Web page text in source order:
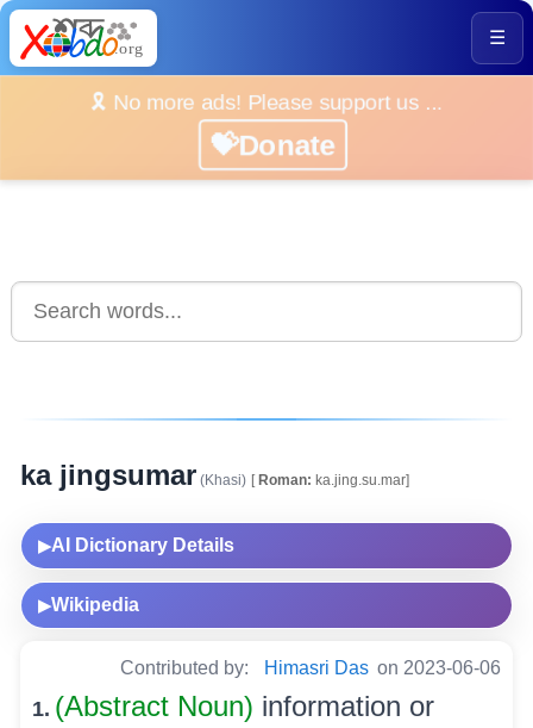
☰
🎗️ No more ads! Please support us ...
💝Donate
ka jingsumar (Khasi) [Roman: ka.jing.su.mar]
▶AI Dictionary Details
▶Wikipedia
Contributed by: Himasri Das on 2023-06-06
1. (Abstract Noun) information or